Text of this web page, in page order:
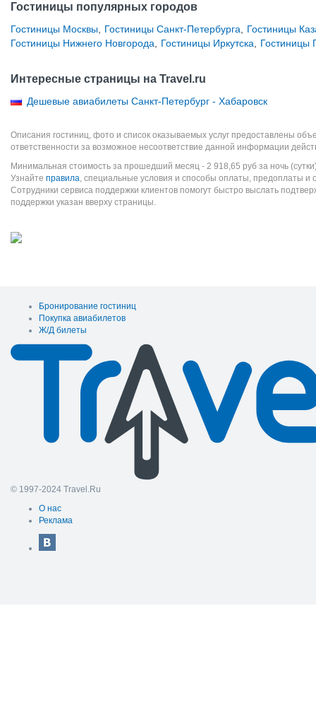
Гостиницы популярных городов
Гостиницы Москвы Гостиницы Санкт-Петербурга
Гостиницы
Гостиницы Нижнего Новгорода
Гостиницы Иркутска Гостиницы
Интересные страницы на Travel.ru
Дешевые авиабилеты Санкт-Петербург - Хабаровск
Описания гостиниц, фото и список оказываемых услуг предоставлены
ответственности за возможное несоответствие данной информации
Минимальная стоимость за прошедший месяц - 2 918,65 руб за ночь
Узнайте правила, специальные условия и способы оплаты, предоплаты и
Сотрудники сервиса поддержки клиентов помогут быстро выслать
поддержки указан вверху страницы.
Бронирование гостиниц
Покупка авиабилетов
Ж/Д билеты
© 1997-2024 Travel.Ru
О нас
Реклама